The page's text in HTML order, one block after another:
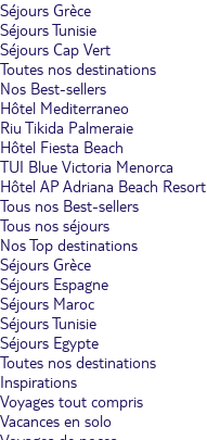
Séjours Grèce
Séjours Tunisie
Séjours Cap Vert
Toutes nos destinations
Nos Best-sellers
Hôtel Mediterraneo
Riu Tikida Palmeraie
Hôtel Fiesta Beach
TUI Blue Victoria Menorca
Hôtel AP Adriana Beach Resort
Tous nos Best-sellers
Tous nos séjours
Nos Top destinations
Séjours Grèce
Séjours Espagne
Séjours Maroc
Séjours Tunisie
Séjours Egypte
Toutes nos destinations
Inspirations
Voyages tout compris
Vacances en solo